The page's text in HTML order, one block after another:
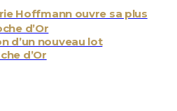
Hoffmann ouvre sa plus
d’Or
d’un nouveau lot
d’Or